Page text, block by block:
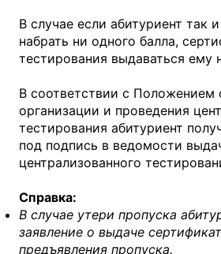
В случае если абитуриент так
набрать ни одного балла,
тестирования выдаваться ему
В соответствии с Положением
организации и проведения
тестирования абитуриент
под подпись в ведомости
централизованного
Справка:
В случае утери пропуска
заявление о выдаче
предъявления пропуска.